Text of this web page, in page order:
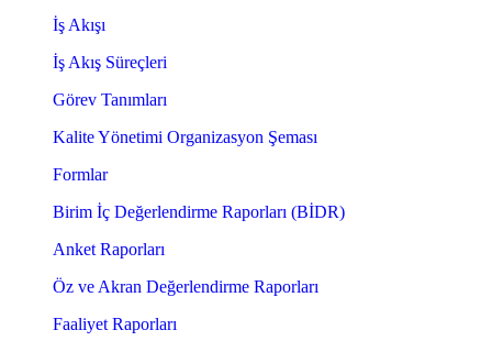
İş Akışı
İş Akış Süreçleri
Görev Tanımları
Kalite Yönetimi Organizasyon Şeması
Formlar
Birim İç Değerlendirme Raporları (BİDR)
Anket Raporları
Öz ve Akran Değerlendirme Raporları
Faaliyet Raporları